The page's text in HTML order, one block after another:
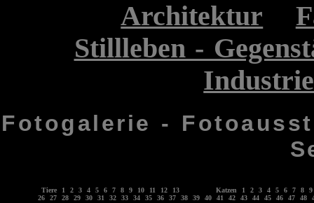
Architektur
Stillleben -
Industrie
Fotogalerie -
Tiere 1 2 3 4 5 6 7 8 9 10 11 12 13 Katzen 1 2 3 4 5 6 7 8
9
26
27 28 29 30 31 32 33 34 35 36 37 38 39 40 41 42 43 44 45 46 47 48